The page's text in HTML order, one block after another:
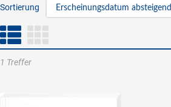
Sortierung Erscheinungsdatum absteigend
1 Treffer